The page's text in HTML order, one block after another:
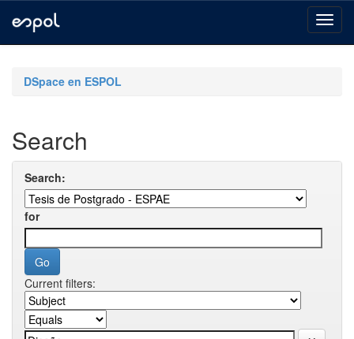
navigationDSpace en ESPOL
Search
Search:
for
Current filters: